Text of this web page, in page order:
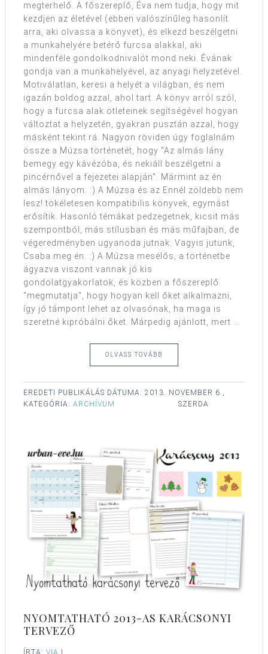
megterhelő. A főszereplő, Éva nem tudja, hogy mit
kezdjen az életével (ebben valószínűleg hasonlít
arra, aki olvassa a könyvet), és elkezd beszélgetni
a munkahelyére betérő furcsa alakkal, aki
mindenféle gondolkodnivalót mond neki. Évának
gondja van a munkahelyével, az anyagi helyzetével.
Motiválatlan, keresi a helyét a világban, és nem
igazán boldog azzal, ahol tart. A könyv arról szól,
hogy a furcsa alak ötleteinek segítségével hogyan
változtat a helyzetén, gyakran pusztán azzal, hogy
másként tekint rá. Nagyon röviden úgy foglalnám
össze a Múzsa történetét, hogy "Az almás lány
bemegy egy kávézóba, és nekiáll beszélgetni a
pincérnővel a fejezetei alapján". Mármint az én
almás lányom. :) A Múzsa és az Ennél zöldebb nem
lesz! tökéletesen kompatibilis könyvek, egymást
erősítik. Hasonló témákat pedzegetnek, kicsit más
szempontból, más stílusban és más műfajban, de
végeredményben ugyanoda jutnak. Vagyis jutunk,
Csaba meg én. :) A Múzsa mesélős, a történetbe
ágyazva viszont vannak jó kis
gondolatgyakorlatok, és közben a főszereplő
"megmutatja", hogy hogyan kell őket alkalmazni,
így jó támpont lehet az olvasónak, ha maga is
szeretné kipróbálni őket. Márpedig ajánlott, mert ...
OLVASS TOVÁBB
EREDETI PUBLIKÁLÁS DÁTUMA: 2013. NOVEMBER 6.,
SZERDA
KATEGÓRIA: ARCHÍVUM
NYOMTATHATÓ 2013-AS KARÁCSONYI
TERVEZŐ
ÍRTA: VIA